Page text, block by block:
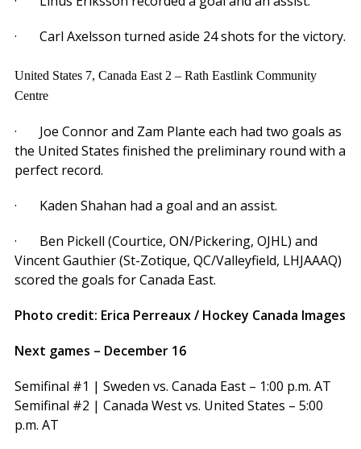
· Carl Axelsson turned aside 24 shots for the victory.
United States 7, Canada East 2 – Rath Eastlink Community
Centre
· Joe Connor and Zam Plante each had two goals as
the United States finished the preliminary round with a
perfect record.
· Kaden Shahan had a goal and an assist.
· Ben Pickell (Courtice, ON/Pickering, OJHL) and
Vincent Gauthier (St-Zotique, QC/Valleyfield, LHJAAAQ)
scored the goals for Canada East.
Photo credit: Erica Perreaux / Hockey Canada Images
Next games – December 16
Semifinal #1 | Sweden vs. Canada East – 1:00 p.m. AT
Semifinal #2 | Canada West vs. United States – 5:00
p.m. AT